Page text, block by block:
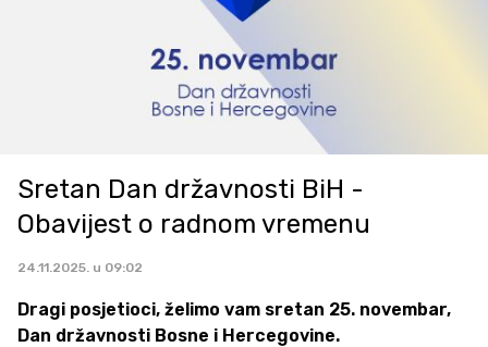
Sretan Dan državnosti BiH -
Obavijest o radnom vremenu
24.11.2025. u 09:02
Dragi posjetioci, želimo vam sretan 25. novembar,
Dan državnosti Bosne i Hercegovine.